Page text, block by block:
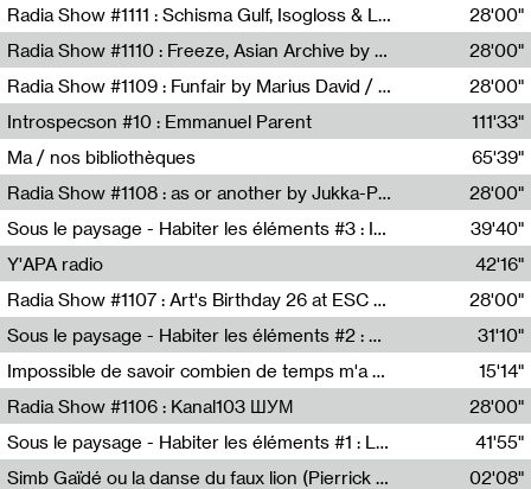
Radia Show #1111 : Schisma Gulf, Isogloss & Lament For The Old Clock By Harvey Young / Resonance
Resonance
28'00"
Radia Show #1110 : Freeze, Asian Archive by Avita Maheen / Radio Worm
Radio WORM
28'00"
Radia Show #1109 : Funfair by Marius David / JET FM
Jet FM
28'00"
Introspecson #10 : Emmanuel Parent
Pierre Henry,Emmanuel Parent
111'33"
Ma / nos bibliothèques
Sarah Tritz,Elene Lapiashivili,Justin Marconnet,Mateo Cuche,Esther Lechevalier,Suzie Lecroart,Romance Castelet
65'39"
Radia Show #1108 : as or another by Jukka-Pekka Kervinen / Rádio Zero
Radio Zero
28'00"
Sous le paysage - Habiter les éléments #3 : Interprétations, rituels et symboliques des éléments
Nastassja Martin
39'40"
Y'APA radio
Pierrick Mouton
42'16"
Radia Show #1107 : Art's Birthday 26 at ESC - Medien Kunst Labor
Radio Helsinki
28'00"
Sous le paysage - Habiter les éléments #2 : Vers le tournant élémentaire
Nastassja Martin
31'10"
Impossible de savoir combien de temps m'a échappé
Mélanie Blaison,Mateo Cuin
15'14"
Radia Show #1106 : Kanal103 ШУМ
Kanal103
28'00"
Sous le paysage - Habiter les éléments #1 : Les éléments et les débordements du vivant
Nastassja Martin
41'55"
Simb Gaïdé ou la danse du faux lion (Pierrick Mouton)
02'08"